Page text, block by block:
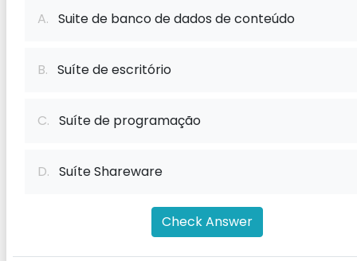
A. Suite de banco de dados de conteúdo
B. Suíte de escritório
C. Suíte de programação
D. Suíte Shareware
Check Answer